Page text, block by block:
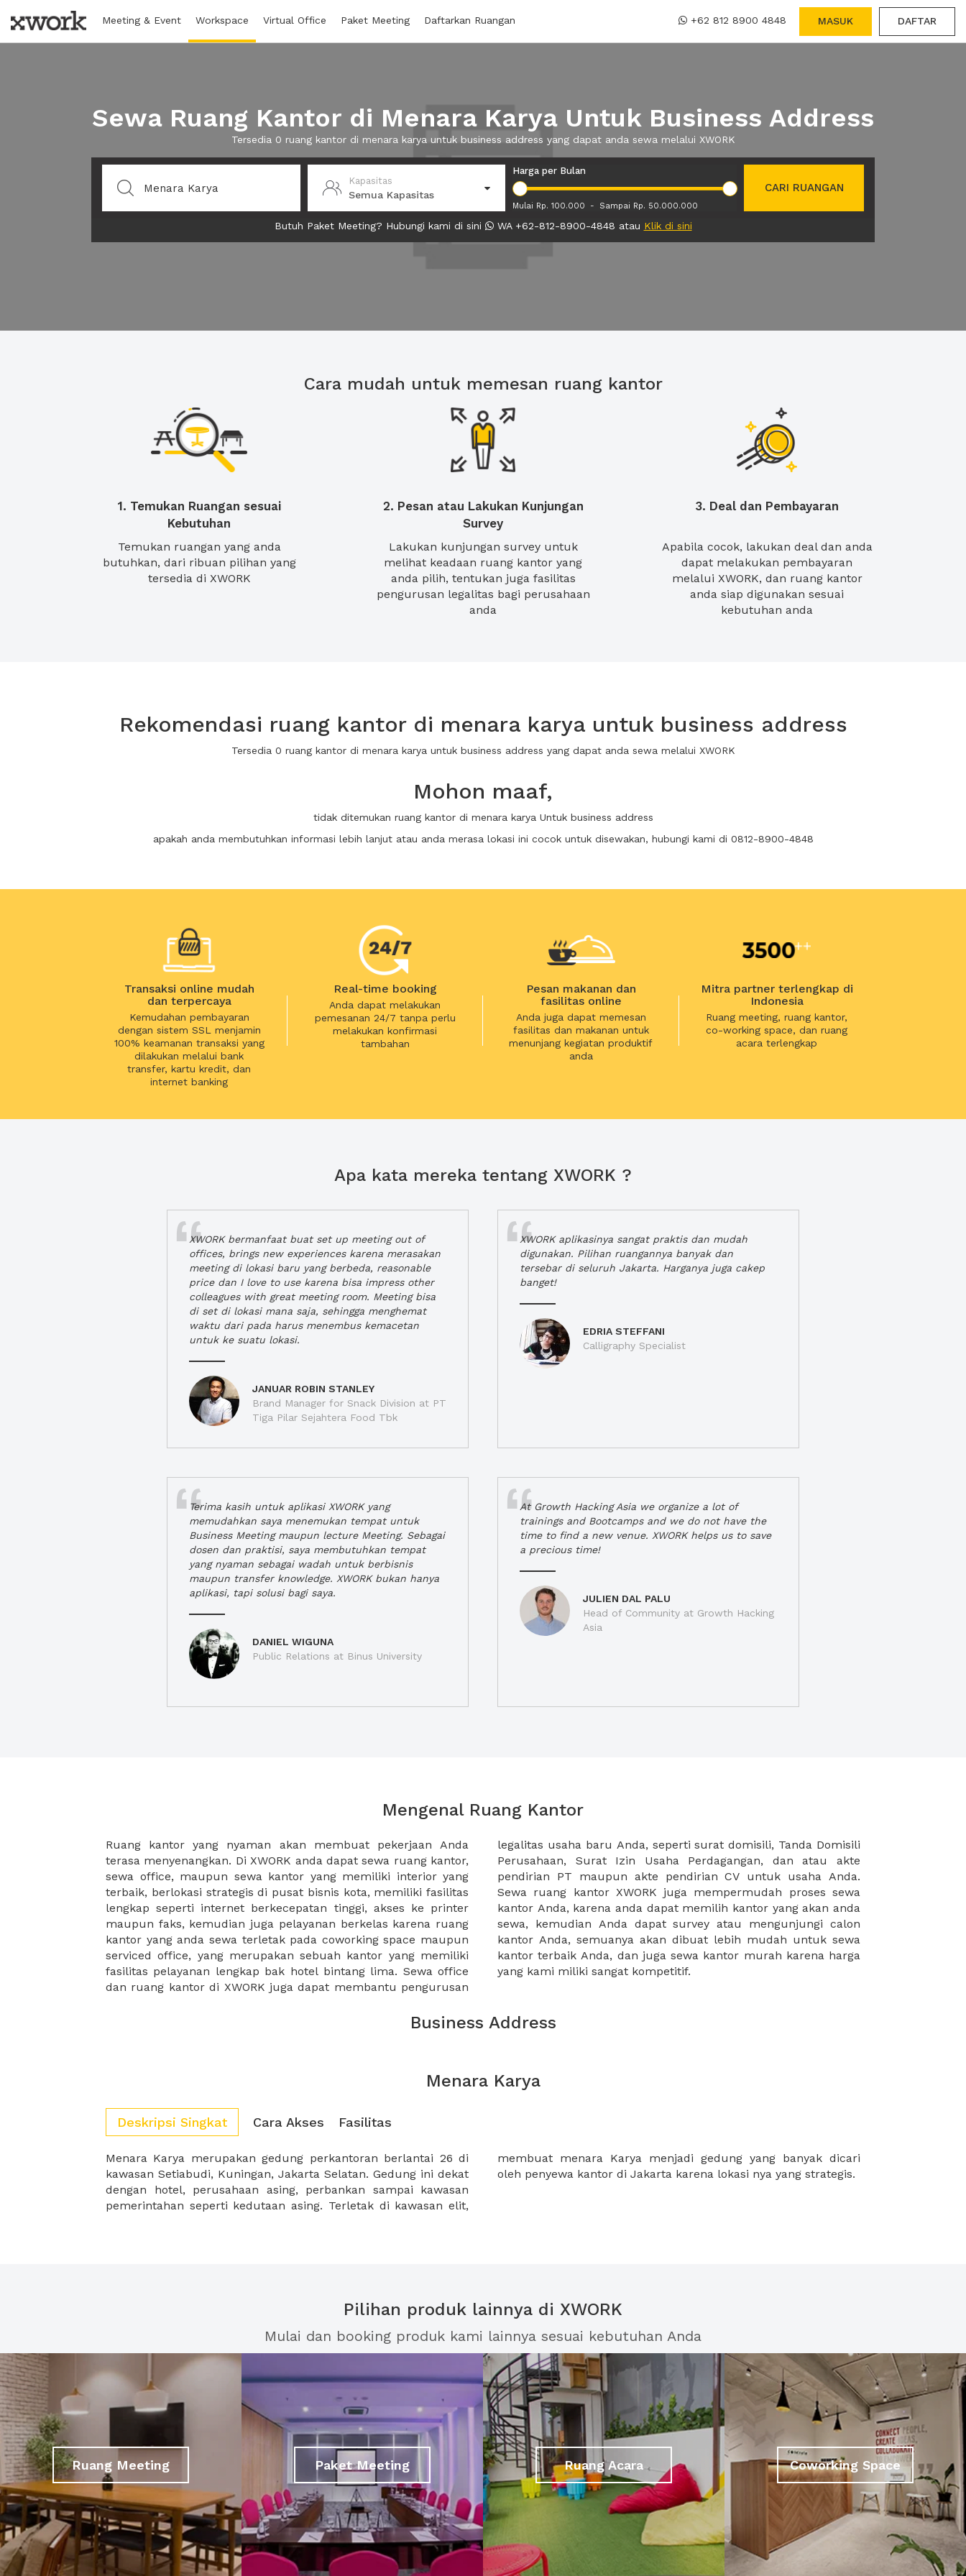
Meeting & Event Workspace Virtual Office Paket Meeting Daftarkan Ruangan +62 812 8900 4848 MASUK DAFTAR
Sewa Ruang Kantor di Menara Karya Untuk Business Address
Tersedia 0 ruang kantor di menara karya untuk business address yang dapat anda sewa melalui XWORK
Kapasitas
Semua Kapasitas
Harga per Bulan
Mulai Rp. 100.000 - Sampai Rp. 50.000.000
CARI RUANGAN
Butuh Paket Meeting? Hubungi kami di sini WA +62-812-8900-4848 atau Klik di sini
Cara mudah untuk memesan ruang kantor
1. Temukan Ruangan sesuai
Kebutuhan
Temukan ruangan yang anda
butuhkan, dari ribuan pilihan yang
tersedia di XWORK
2. Pesan atau Lakukan Kunjungan
Survey
Lakukan kunjungan survey untuk
melihat keadaan ruang kantor yang
anda pilih, tentukan juga fasilitas
pengurusan legalitas bagi perusahaan
anda
3. Deal dan Pembayaran
Apabila cocok, lakukan deal dan anda
dapat melakukan pembayaran
melalui XWORK, dan ruang kantor
anda siap digunakan sesuai
kebutuhan anda
Rekomendasi ruang kantor di menara karya untuk business address
Tersedia 0 ruang kantor di menara karya untuk business address yang dapat anda sewa melalui XWORK
Mohon maaf,
tidak ditemukan ruang kantor di menara karya Untuk business address
apakah anda membutuhkan informasi lebih lanjut atau anda merasa lokasi ini cocok untuk disewakan, hubungi kami di 0812-8900-4848
Transaksi online mudah
dan terpercaya
Kemudahan pembayaran
dengan sistem SSL menjamin
100% keamanan transaksi yang
dilakukan melalui bank
transfer, kartu kredit, dan
internet banking
Real-time booking
Anda dapat melakukan
pemesanan 24/7 tanpa perlu
melakukan konfirmasi
tambahan
Pesan makanan dan
fasilitas online
Anda juga dapat memesan
fasilitas dan makanan untuk
menunjang kegiatan produktif
anda
Mitra partner terlengkap di
Indonesia
Ruang meeting, ruang kantor,
co-working space, dan ruang
acara terlengkap
Apa kata mereka tentang XWORK ?
XWORK bermanfaat buat set up meeting out of
offices, brings new experiences karena merasakan
meeting di lokasi baru yang berbeda, reasonable
price dan I love to use karena bisa impress other
colleagues with great meeting room. Meeting bisa
di set di lokasi mana saja, sehingga menghemat
waktu dari pada harus menembus kemacetan
untuk ke suatu lokasi.
JANUAR ROBIN STANLEY
Brand Manager for Snack Division at PT
Tiga Pilar Sejahtera Food Tbk
XWORK aplikasinya sangat praktis dan mudah
digunakan. Pilihan ruangannya banyak dan
tersebar di seluruh Jakarta. Harganya juga cakep
banget!
EDRIA STEFFANI
Calligraphy Specialist
Terima kasih untuk aplikasi XWORK yang
memudahkan saya menemukan tempat untuk
Business Meeting maupun lecture Meeting. Sebagai
dosen dan praktisi, saya membutuhkan tempat
yang nyaman sebagai wadah untuk berbisnis
maupun transfer knowledge. XWORK bukan hanya
aplikasi, tapi solusi bagi saya.
DANIEL WIGUNA
Public Relations at Binus University
At Growth Hacking Asia we organize a lot of
trainings and Bootcamps and we do not have the
time to find a new venue. XWORK helps us to save
a precious time!
JULIEN DAL PALU
Head of Community at Growth Hacking
Asia
Mengenal Ruang Kantor
Ruang kantor yang nyaman akan membuat pekerjaan Anda
terasa menyenangkan. Di XWORK anda dapat sewa ruang kantor,
sewa office, maupun sewa kantor yang memiliki interior yang
terbaik, berlokasi strategis di pusat bisnis kota, memiliki fasilitas
lengkap seperti internet berkecepatan tinggi, akses ke printer
maupun faks, kemudian juga pelayanan berkelas karena ruang
kantor yang anda sewa terletak pada coworking space maupun
serviced office, yang merupakan sebuah kantor yang memiliki
fasilitas pelayanan lengkap bak hotel bintang lima. Sewa office
dan ruang kantor di XWORK juga dapat membantu pengurusan
legalitas usaha baru Anda, seperti surat domisili, Tanda Domisili
Perusahaan, Surat Izin Usaha Perdagangan, dan atau akte
pendirian PT maupun akte pendirian CV untuk usaha Anda.
Sewa ruang kantor XWORK juga mempermudah proses sewa
kantor Anda, karena anda dapat memilih kantor yang akan anda
sewa, kemudian Anda dapat survey atau mengunjungi calon
kantor Anda, semuanya akan dibuat lebih mudah untuk sewa
kantor terbaik Anda, dan juga sewa kantor murah karena harga
yang kami miliki sangat kompetitif.
Business Address
Menara Karya
Deskripsi Singkat Cara Akses Fasilitas
Menara Karya merupakan gedung perkantoran berlantai 26 di
kawasan Setiabudi, Kuningan, Jakarta Selatan. Gedung ini dekat
dengan hotel, perusahaan asing, perbankan sampai kawasan
pemerintahan seperti kedutaan asing. Terletak di kawasan elit,
membuat menara Karya menjadi gedung yang banyak dicari
oleh penyewa kantor di Jakarta karena lokasi nya yang strategis.
Pilihan produk lainnya di XWORK
Mulai dan booking produk kami lainnya sesuai kebutuhan Anda
Ruang Meeting Paket Meeting Ruang Acara Coworking Space